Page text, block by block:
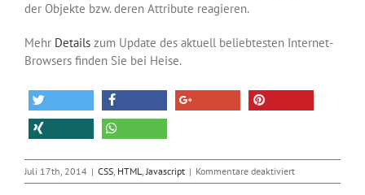
der Objekte bzw. deren Attribute reagieren.
Mehr Details zum Update des aktuell beliebtesten Internet-
Browsers finden Sie bei Heise.
Juli 17th, 2014 | CSS, HTML,Javascript | Kommentare deaktiviertfür
Google